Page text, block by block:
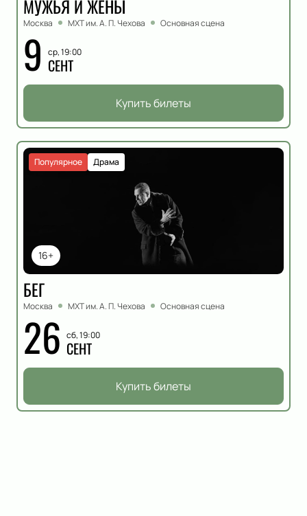
МУЖЬЯ И ЖЁНЫ
Москва МХТ им. А. П. Чехова Основная сцена
9 ср, 19:00
СЕНТ
Купить билеты
16+
Драма
Популярное
БЕГ
Москва МХТ им. А. П. Чехова Основная сцена
26 сб, 19:00
СЕНТ
Купить билеты